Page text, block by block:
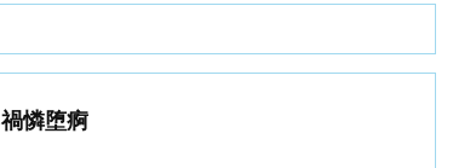
禍憐堕痾